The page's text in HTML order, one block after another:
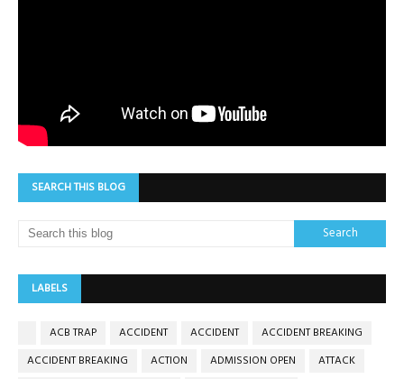
SEARCH THIS BLOG
LABELS
ACB TRAP ACCIDENT ACCIDENT
ACCIDENT BREAKING
ACCIDENT BREAKING
ACTION ADMISSION OPEN
ATTACK